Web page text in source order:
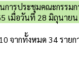
การประชุมคณะกรรม
เมื่อวันที่ 28 มิถุนาย
จากทั้งหมด 34 รายก